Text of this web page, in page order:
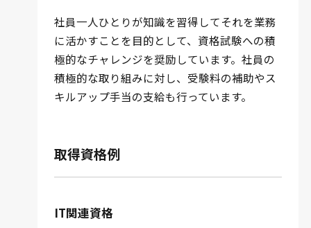
社員一人ひとりが知識を習得してそれを業務
に活かすことを目的として、資格試験への積
極的なチャレンジを奨励しています。社員の
積極的な取り組みに対し、受験料の補助やス
キルアップ手当の支給も行っています。
取得資格例
IT関連資格